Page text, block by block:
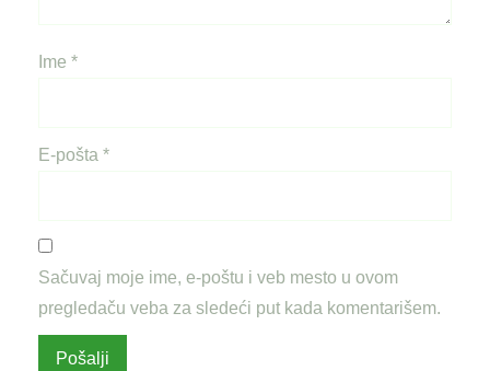
Ime *
E-pošta *
Sačuvaj moje ime, e-poštu i veb mesto u ovom
pregledaču veba za sledeći put kada komentarišem.